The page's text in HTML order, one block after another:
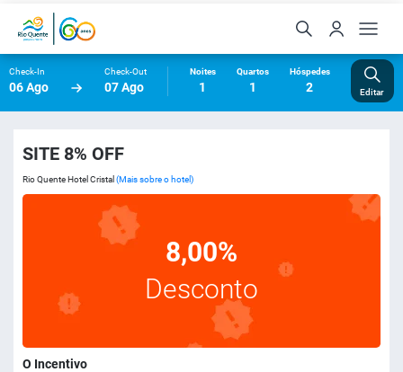
Check-In
06 Ago
Check-Out
07 Ago
Noites
1
Quartos
1
Hóspedes
2 Editar
SITE 8% OFF
Rio Quente Hotel Cristal (Mais sobre o hotel)
8,00%
Desconto
O Incentivo